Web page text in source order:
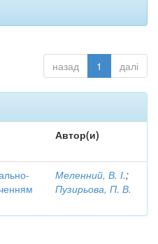
назад 1 далі
Автор(и)
Меленний, В. І.;
Пузирьова, П. В.